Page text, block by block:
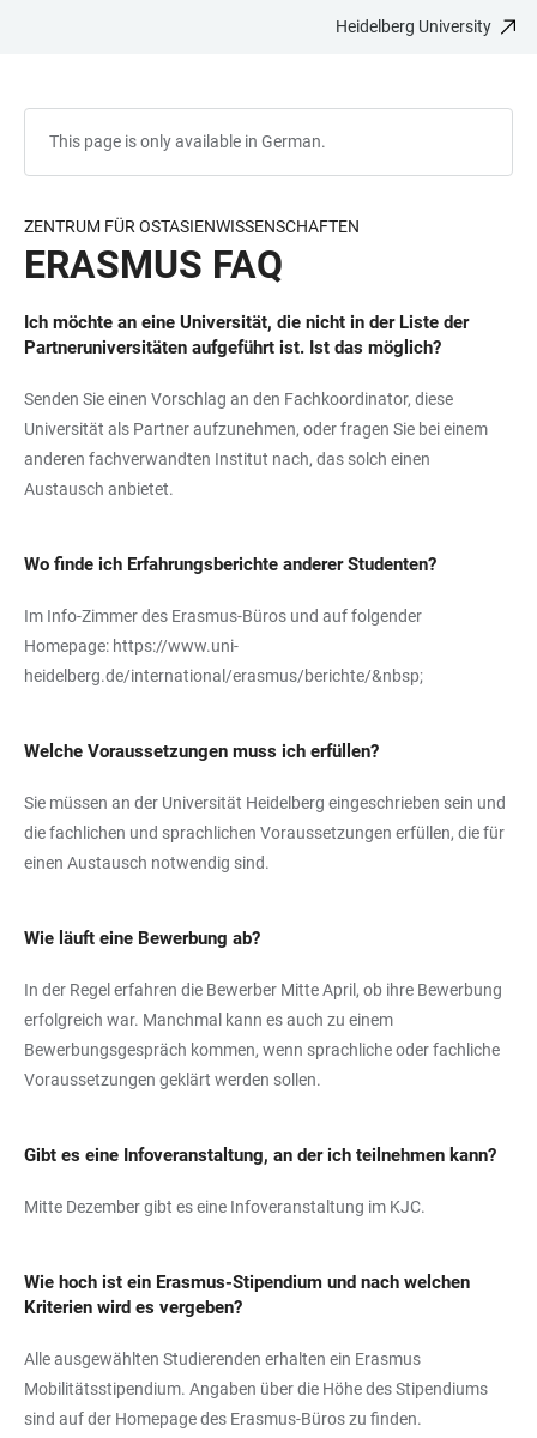
Heidelberg University
This page is only available in German.
ZENTRUM FÜR OSTASIENWISSENSCHAFTEN
ERASMUS FAQ
Ich möchte an eine Universität, die nicht in der Liste der
Partneruniversitäten aufgeführt ist. Ist das möglich?
Senden Sie einen Vorschlag an den Fachkoordinator, diese
Universität als Partner aufzunehmen, oder fragen Sie bei einem
anderen fachverwandten Institut nach, das solch einen
Austausch anbietet.
Wo finde ich Erfahrungsberichte anderer Studenten?
Im Info-Zimmer des Erasmus-Büros und auf folgender
Homepage: https://www.uni-
heidelberg.de/international/erasmus/berichte/&nbsp;
Welche Voraussetzungen muss ich erfüllen?
Sie müssen an der Universität Heidelberg eingeschrieben sein und
die fachlichen und sprachlichen Voraussetzungen erfüllen, die für
einen Austausch notwendig sind.
Wie läuft eine Bewerbung ab?
In der Regel erfahren die Bewerber Mitte April, ob ihre Bewerbung
erfolgreich war. Manchmal kann es auch zu einem
Bewerbungsgespräch kommen, wenn sprachliche oder fachliche
Voraussetzungen geklärt werden sollen.
Gibt es eine Infoveranstaltung, an der ich teilnehmen kann?
Mitte Dezember gibt es eine Infoveranstaltung im KJC.
Wie hoch ist ein Erasmus-Stipendium und nach welchen
Kriterien wird es vergeben?
Alle ausgewählten Studierenden erhalten ein Erasmus
Mobilitätsstipendium. Angaben über die Höhe des Stipendiums
sind auf der Homepage des Erasmus-Büros zu finden.